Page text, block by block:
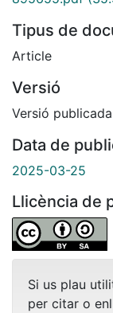
Tipus de
Article
Versió
Versió publicada
Data de
2025-03-25
Llicència de
Si us plau
per citar o